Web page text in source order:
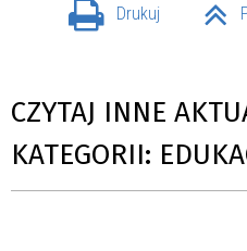
Drukuj
CZYTAJ INNE
KATEGORII: